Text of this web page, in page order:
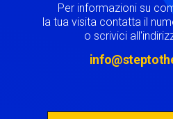
Per informazioni su
la tua visita contatta il
o scrivici